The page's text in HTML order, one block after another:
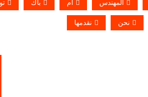
المهندس ام باك تو
نحن نقدمها